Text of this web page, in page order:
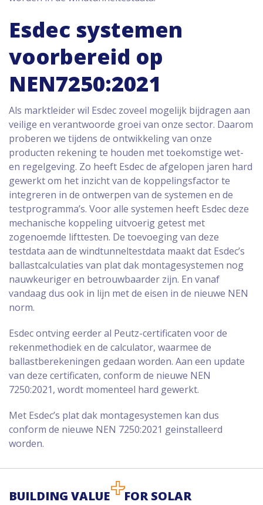
Esdec systemen
voorbereid op
NEN7250:2021
Als marktleider wil Esdec zoveel mogelijk bijdragen aan
veilige en verantwoorde groei van onze sector. Daarom
proberen we tijdens de ontwikkeling van onze
producten rekening te houden met toekomstige wet-
en regelgeving. Zo heeft Esdec de afgelopen jaren hard
gewerkt om het inzicht van de koppelingsfactor te
integreren in de ontwerpen van de systemen en de
testprogramma’s. Voor alle systemen heeft Esdec deze
mechanische koppeling uitvoerig getest met
zogenoemde lifttesten. De toevoeging van deze
testdata aan de windtunneltestdata maakt dat Esdec’s
ballastcalculaties van plat dak montagesystemen nog
nauwkeuriger en betrouwbaarder zijn. En vanaf
vandaag dus ook in lijn met de eisen in de nieuwe NEN
norm.
Esdec ontving eerder al Peutz-certificaten voor de
rekenmethodiek en de calculator, waarmee de
ballastberekeningen gedaan worden. Aan een update
van deze certificaten, conform de nieuwe NEN
7250:2021, wordt momenteel hard gewerkt.
Met Esdec’s plat dak montagesystemen kan dus
conform de nieuwe NEN 7250:2021 geinstalleerd
worden.
BUILDING VALUE
FOR SOLAR